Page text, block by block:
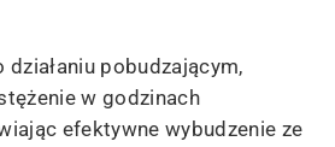
pobudzającym,
w godzinach
efektywne wybudzenie ze